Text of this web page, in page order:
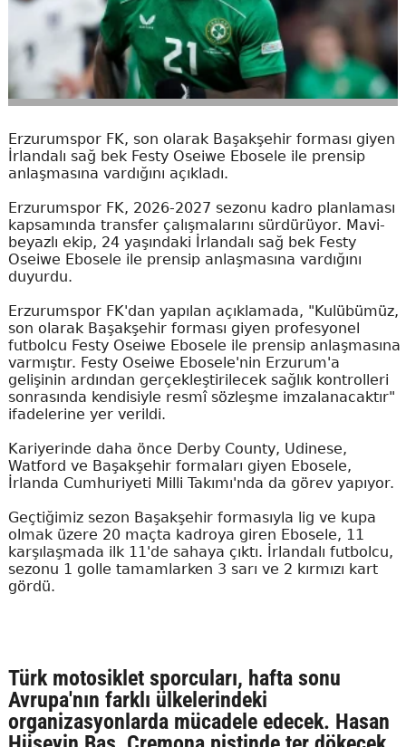
Erzurumspor FK, son olarak Başakşehir forması giyen
İrlandalı sağ bek Festy Oseiwe Ebosele ile prensip
anlaşmasına vardığını açıkladı.
Erzurumspor FK, 2026-2027 sezonu kadro planlaması
kapsamında transfer çalışmalarını sürdürüyor. Mavi-
beyazlı ekip, 24 yaşındaki İrlandalı sağ bek Festy
Oseiwe Ebosele ile prensip anlaşmasına vardığını
duyurdu.
Erzurumspor FK'dan yapılan açıklamada, "Kulübümüz,
son olarak Başakşehir forması giyen profesyonel
futbolcu Festy Oseiwe Ebosele ile prensip anlaşmasına
varmıştır. Festy Oseiwe Ebosele'nin Erzurum'a
gelişinin ardından gerçekleştirilecek sağlık kontrolleri
sonrasında kendisiyle resmî sözleşme imzalanacaktır"
ifadelerine yer verildi.
Kariyerinde daha önce Derby County, Udinese,
Watford ve Başakşehir formaları giyen Ebosele,
İrlanda Cumhuriyeti Milli Takımı'nda da görev yapıyor.
Geçtiğimiz sezon Başakşehir formasıyla lig ve kupa
olmak üzere 20 maçta kadroya giren Ebosele, 11
karşılaşmada ilk 11'de sahaya çıktı. İrlandalı futbolcu,
sezonu 1 golle tamamlarken 3 sarı ve 2 kırmızı kart
gördü.
Türk motosiklet sporcuları, hafta sonu
Avrupa'nın farklı ülkelerindeki
organizasyonlarda mücadele edecek. Hasan